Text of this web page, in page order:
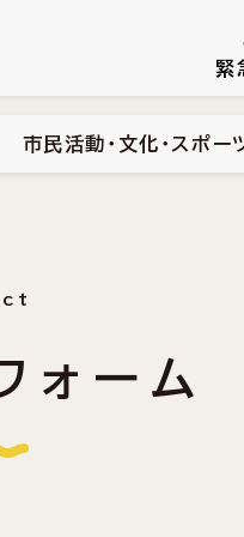
緊
市民活動・文化・スポーツ
市民活動・文化・スポー
ォーム